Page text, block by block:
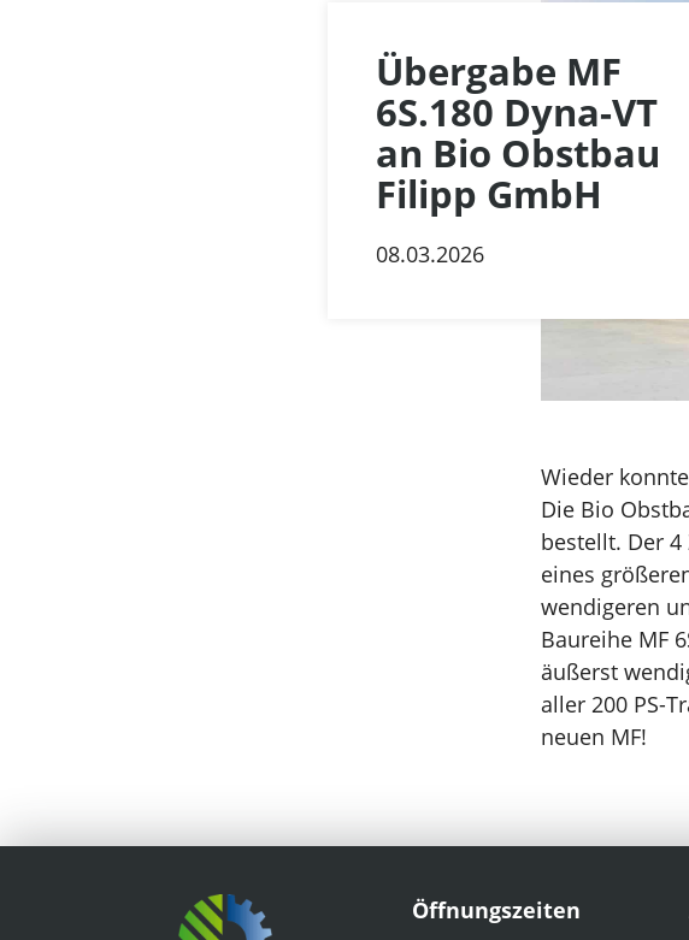
Übergabe MF
6S.180 Dyna-VT
an Bio Obstbau
Filipp GmbH
08.03.2026
Wieder
Die Bio
bestellt. Der
eines
wendigeren
Baureihe MF
äußerst
aller 200 PS-
neuen MF!
Öffnungszeiten